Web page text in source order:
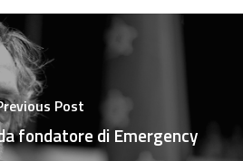
Post
fondatore di Emergency